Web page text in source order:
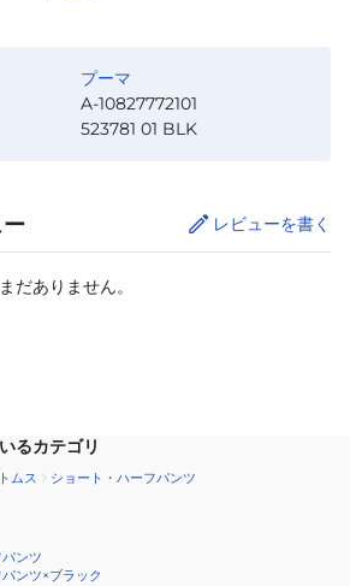
プーマ
A-10827772101
523781 01 BLK
レビューを書く
だありません。
るカテゴリ
ムス ショート・ハーフパンツ
ンツ
ンツ×ブラック